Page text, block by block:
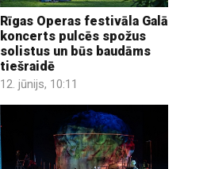
Rīgas Operas festivāla Galā
koncerts pulcēs spožus
solistus un būs baudāms
tiešraidē
12. jūnijs, 10:11